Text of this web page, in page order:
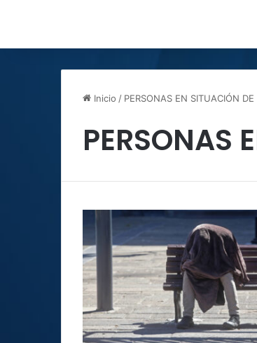
Inicio / PERSONAS EN SITUACIÓN DE
PERSONAS